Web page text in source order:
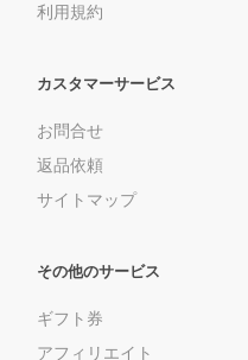
利用規約
カスタマーサービス
お問合せ
返品依頼
サイトマップ
その他のサービス
ギフト券
アフィリエイト